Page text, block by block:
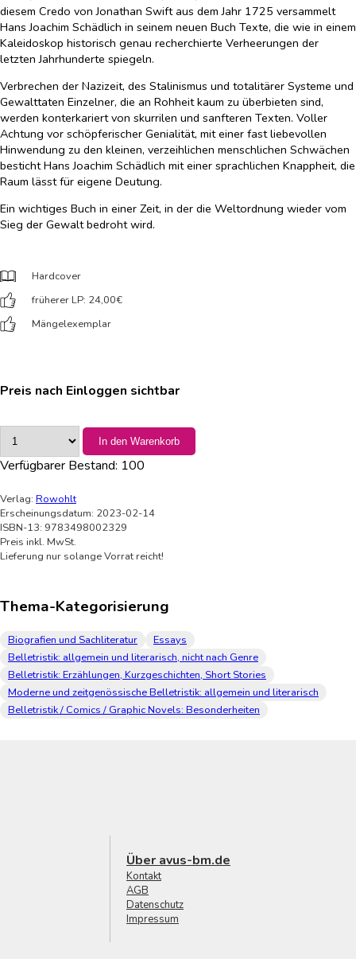
diesem Credo von Jonathan Swift aus dem Jahr 1725 versammelt
Hans Joachim Schädlich in seinem neuen Buch Texte, die wie in einem
Kaleidoskop historisch genau recherchierte Verheerungen der
letzten Jahrhunderte spiegeln.
Verbrechen der Nazizeit, des Stalinismus und totalitärer Systeme und
Gewalttaten Einzelner, die an Rohheit kaum zu überbieten sind,
werden konterkariert von skurrilen und sanfteren Texten. Voller
Achtung vor schöpferischer Genialität, mit einer fast liebevollen
Hinwendung zu den kleinen, verzeihlichen menschlichen Schwächen
besticht Hans Joachim Schädlich mit einer sprachlichen Knappheit, die
Raum lässt für eigene Deutung.
Ein wichtiges Buch in einer Zeit, in der die Weltordnung wieder vom
Sieg der Gewalt bedroht wird.
Hardcover
früherer LP: 24,00€
Mängelexemplar
Preis nach Einloggen sichtbar
In den Warenkorb
Verfügbarer Bestand: 100
Verlag: Rowohlt
Erscheinungsdatum: 2023-02-14
ISBN-13: 9783498002329
Preis inkl. MwSt.
Lieferung nur solange Vorrat reicht!
Thema-Kategorisierung
Biografien und Sachliteratur
Essays
Belletristik: allgemein und literarisch, nicht nach Genre
Belletristik: Erzählungen, Kurzgeschichten, Short Stories
Moderne und zeitgenössische Belletristik: allgemein und literarisch
Belletristik / Comics / Graphic Novels: Besonderheiten
Über avus-bm.de
Kontakt
AGB
Datenschutz
Impressum